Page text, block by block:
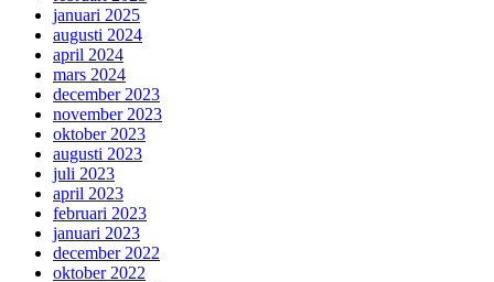
januari 2025
augusti 2024
april 2024
mars 2024
december 2023
november 2023
oktober 2023
augusti 2023
juli 2023
april 2023
februari 2023
januari 2023
december 2022
oktober 2022